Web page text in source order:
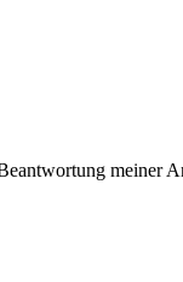
meiner